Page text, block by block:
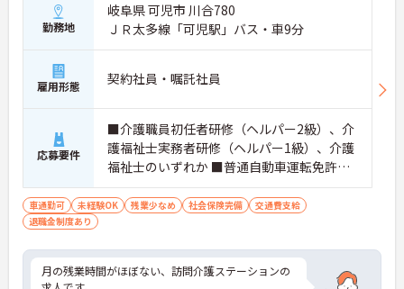
勤務地
岐阜県 可児市 川合780
ＪＲ太多線「可児駅」バス・車9分
雇用形態 契約社員・嘱託社員
応募要件
■介護職員初任者研修（ヘルパー2級）、介
護福祉士実務者研修（ヘルパー1級）、介護
福祉士のいずれか ■普通自動車運転免許（A
T車限定可） ※未経験相談可
車通勤可 未経験OK 残業少なめ 社会保険完備
交通費支給
退職金制度あり
月の残業時間がほぼない、訪問介護ステーションの